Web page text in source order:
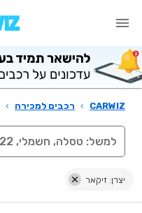
CARWIZ
› רכבים למכירה ›
יצרן: זיקאר